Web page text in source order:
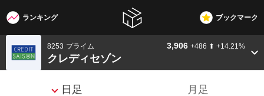
W3G
ランキング ブックマーク
8253 プライム 3,906 +486 ⬆︎ +14.21%
クレディセゾン
日足 月足